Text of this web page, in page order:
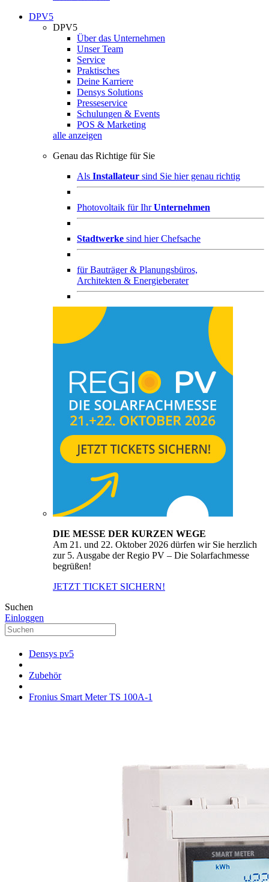
DPV5
DPV5
Über das Unternehmen
Unser Team
Service
Praktisches
Deine Karriere
Densys Solutions
Presseservice
Schulungen & Events
POS & Marketing
alle anzeigen
Genau das Richtige für Sie
Als Installateur sind Sie hier genau richtig
Photovoltaik für IhrUnternehmen
Stadtwerke sind hier Chefsache
fürBauträger & Planungsbüros,
Architekten & Energieberater
DIE MESSE DER KURZEN WEGE
Am 21. und 22. Oktober 2026 dürfen wir Sie herzlich
zur 5. Ausgabe der Regio PV – Die Solarfachmesse
begrüßen!
JETZT TICKET SICHERN!
Suchen
Einloggen
Densys pv5
Zubehör
Fronius Smart Meter TS 100A-1